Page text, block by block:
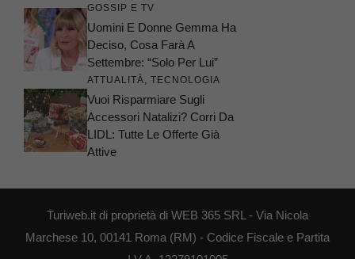
GOSSIP E TV
Uomini E Donne Gemma Ha
Deciso, Cosa Farà A
Settembre: “Solo Per Lui”
ATTUALITÀ, TECNOLOGIA
Vuoi Risparmiare Sugli
Accessori Natalizi? Corri Da
LIDL: Tutte Le Offerte Già
Attive
Turiweb.it di proprietà di WEB 365 SRL - Via Nicola
Marchese 10, 00141 Roma (RM) - Codice Fiscale e Partita